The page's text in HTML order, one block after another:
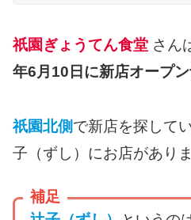
祇園ぎょうてん食堂 さん
年6月10日に新店オープ
祇園北側で新店を探して
子（ずし）にお店がありま
補足